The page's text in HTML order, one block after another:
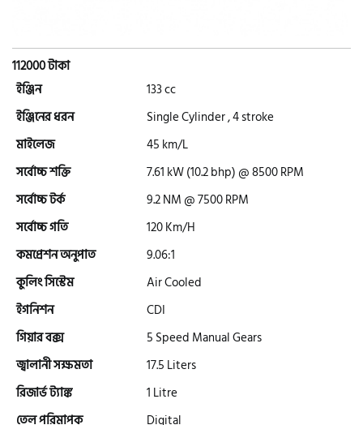
এস ওয়াই এম (SYM)
এপ্রিলিয়া (Aprilia)
গ্রীন টাইগার (Green Tiger)
112000 টাকা
ইঞ্জিন
133 cc
ইঞ্জিনের ধরন
Single Cylinder , 4 stroke
মাইলেজ
45 km/L
সর্বোচ্চ শক্তি
7.61 kW (10.2 bhp) @ 8500 RPM
সর্বোচ্চ টর্ক
9.2 NM @ 7500 RPM
সর্বোচ্চ গতি
120 Km/H
কমপ্রেশন অনুপাত
9.06:1
কুলিং সিস্টেম
Air Cooled
ইগনিশন
CDI
গিয়ার বক্স
5 Speed Manual Gears
জ্বালানী সক্ষমতা
17.5 Liters
রিজার্ভ ট্যাঙ্ক
1 Litre
তেল পরিমাপক
Digital